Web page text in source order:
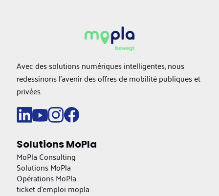
Avec des solutions numériques intelligentes, nous
redessinons l'avenir des offres de mobilité publiques et
privées.
Solutions MoPla
MoPla Consulting
Solutions MoPla
Opérations MoPla
ticket d'emploi mopla